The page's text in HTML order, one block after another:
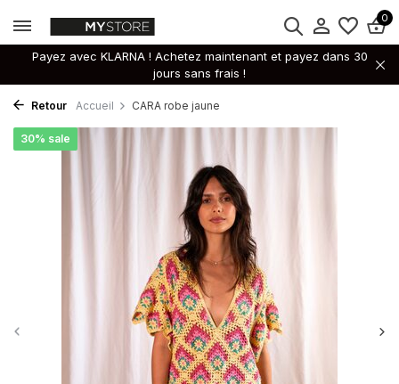
0
Payez avec KLARNA ! Achetez maintenant et payez dans 30
jours sans frais !
Retour Accueil CARA robe jaune
30% sale